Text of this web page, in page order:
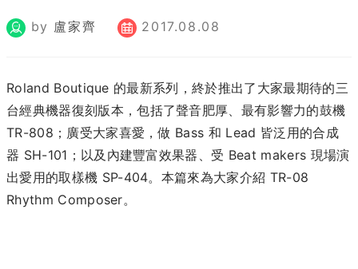
by 盧家齊 2017.08.08
Roland Boutique 的最新系列，終於推出了大家最期待的三
台經典機器復刻版本，包括了聲音肥厚、最有影響力的鼓機
TR-808；廣受大家喜愛，做 Bass 和 Lead 皆泛用的合成
器 SH-101；以及內建豐富效果器、受 Beat makers 現場演
出愛用的取樣機 SP-404。本篇來為大家介紹 TR-08
Rhythm Composer。